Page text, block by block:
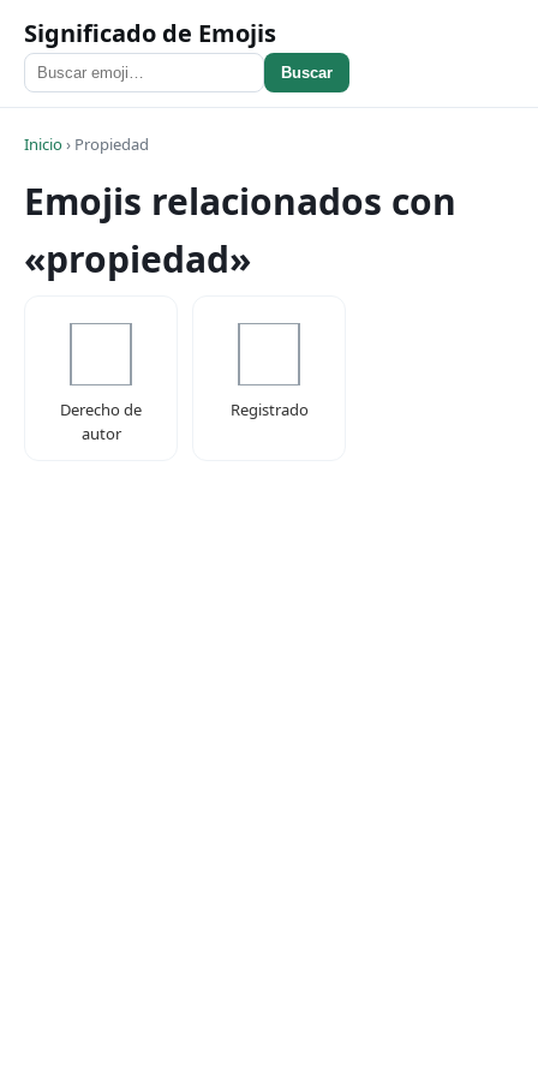
Significado de Emojis
Buscar
Inicio› Propiedad
Emojis relacionados con
«propiedad»
Derecho de
autor
Registrado